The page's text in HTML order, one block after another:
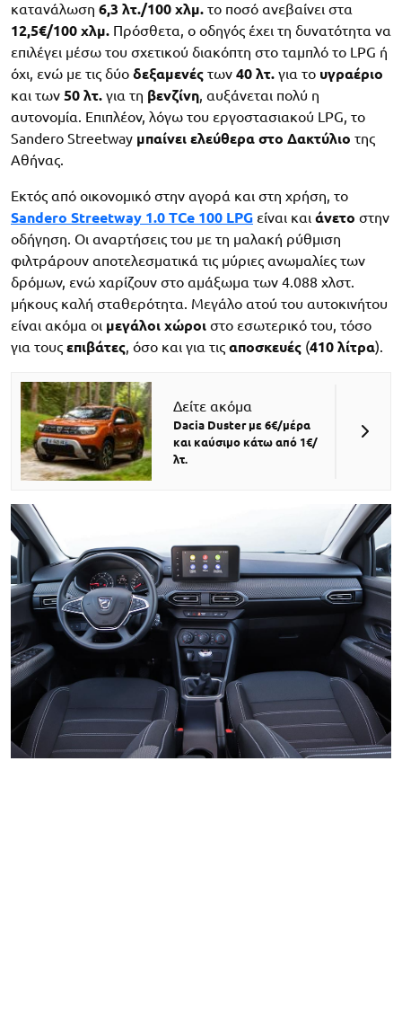
κατανάλωση 6,3 λτ./100 χλμ. το ποσό ανεβαίνει στα
12,5€/100 χλμ. Πρόσθετα, ο οδηγός έχει τη δυνατότητα να
επιλέγει μέσω του σχετικού διακόπτη στο ταμπλό το LPG ή
όχι, ενώ με τις δύο δεξαμενές των 40 λτ. για το υγραέριο
και των 50 λτ. για τη βενζίνη, αυξάνεται πολύ η
αυτονομία. Επιπλέον, λόγω του εργοστασιακού LPG, το
Sandero Streetway μπαίνει ελεύθερα στο Δακτύλιο της
Αθήνας.
Εκτός από οικονομικό στην αγορά και στη χρήση, το
Sandero Streetway 1.0 TCe 100 LPG είναι και άνετο στην
οδήγηση. Οι αναρτήσεις του με τη μαλακή ρύθμιση
φιλτράρουν αποτελεσματικά τις μύριες ανωμαλίες των
δρόμων, ενώ χαρίζουν στο αμάξωμα των 4.088 χλστ.
μήκους καλή σταθερότητα. Μεγάλο ατού του αυτοκινήτου
είναι ακόμα οι μεγάλοι χώροι στο εσωτερικό του, τόσο
για τους επιβάτες, όσο και για τις αποσκευές (410 λίτρα).
Δείτε ακόμα
Dacia Duster με 6€/μέρα
και καύσιμο κάτω από 1€/
λτ.